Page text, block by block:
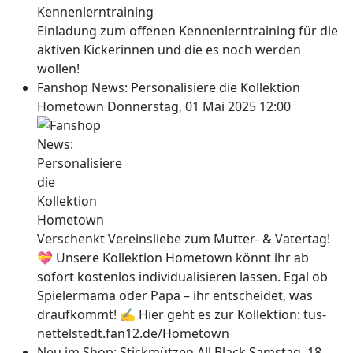
Einladung zum offenen Kennenlerntraining für die
aktiven Kickerinnen und die es noch werden
wollen!
Fanshop News: Personalisiere die Kollektion
Hometown Donnerstag, 01 Mai 2025 12:00
Verschenkt Vereinsliebe zum Mutter- & Vatertag!
💝 Unsere Kollektion Hometown könnt ihr ab
sofort kostenlos individualisieren lassen. Egal ob
Spielermama oder Papa – ihr entscheidet, was
draufkommt! ✍ Hier geht es zur Kollektion: tus-
nettelstedt.fan12.de/Hometown